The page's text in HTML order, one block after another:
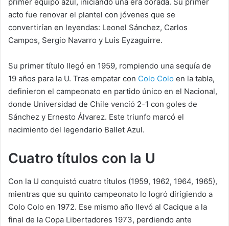
acto fue renovar el plantel con jóvenes que se
convertirían en leyendas: Leonel Sánchez, Carlos
Campos, Sergio Navarro y Luis Eyzaguirre.
Su primer título llegó en 1959, rompiendo una sequía de
19 años para la U. Tras empatar con Colo Colo en la tabla,
definieron el campeonato en partido único en el Nacional,
donde Universidad de Chile venció 2-1 con goles de
Sánchez y Ernesto Álvarez. Este triunfo marcó el
nacimiento del legendario Ballet Azul.
Cuatro títulos con la U
Con la U conquistó cuatro títulos (1959, 1962, 1964, 1965),
mientras que su quinto campeonato lo logró dirigiendo a
Colo Colo en 1972. Ese mismo año llevó al Cacique a la
final de la Copa Libertadores 1973, perdiendo ante